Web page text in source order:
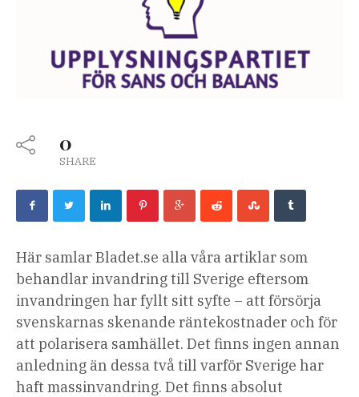
0
SHARE
Här samlar Bladet.se alla våra artiklar som
behandlar invandring till Sverige eftersom
invandringen har fyllt sitt syfte – att försörja
svenskarnas skenande räntekostnader och för
att polarisera samhället. Det finns ingen annan
anledning än dessa två till varför Sverige har
haft massinvandring. Det finns absolut